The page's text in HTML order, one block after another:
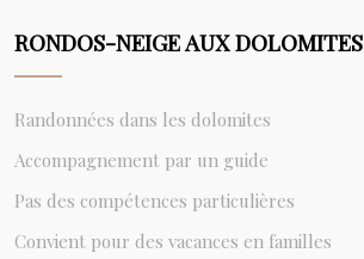
RONDOS-NEIGE AUX DOLOMITES
Randonnées dans les dolomites
Accompagnement par un guide
Pas des compétences particulières
Convient pour des vacances en familles